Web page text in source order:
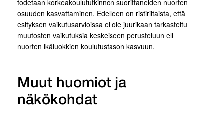
todetaan korkeakoulututkinnon suorittaneiden nuorten
osuuden kasvattaminen. Edelleen on ristiriitaista, että
esityksen vaikutusarvioissa ei ole juurikaan tarkasteltu
muutosten vaikutuksia keskeiseen perusteluun eli
nuorten ikäluokkien koulutustason kasvuun.
Muut huomiot ja
näkökohdat